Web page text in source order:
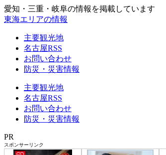
愛知・三重・岐阜の情報を掲載しています
東海エリアの情報
主要観光地
名古屋RSS
お問い合わせ
防災・災害情報
主要観光地
名古屋RSS
お問い合わせ
防災・災害情報
PR
スポンサーリンク